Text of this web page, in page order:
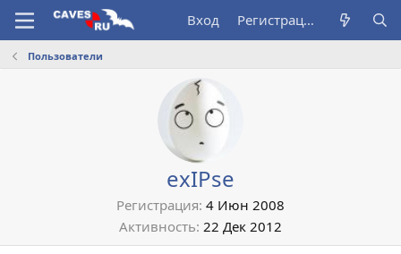
Вход Регистрация
Пользователи
exIPse
Регистрация 4 Июн 2008
Активность 22 Дек 2012